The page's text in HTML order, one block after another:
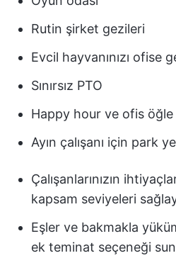
Rutin şirket gezileri
Evcil hayvanınızı ofise
Sınırsız PTO
Happy hour ve ofis
Ayın çalışanı için park
Çalışanlarınızın
kapsam seviyeleri
Eşler ve bakmakla
ek teminat seçeneği